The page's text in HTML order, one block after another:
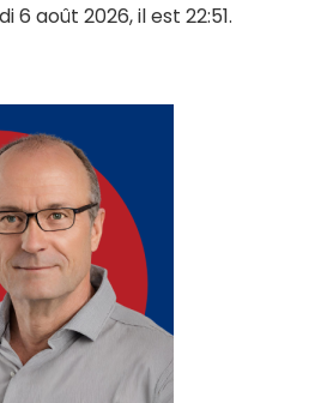
6 août 2026, il est 22:51.